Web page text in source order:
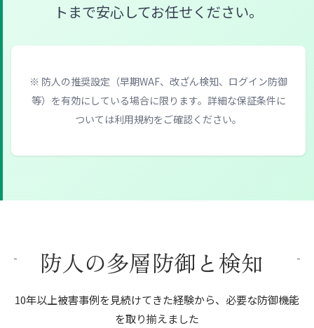
トまで安心してお任せください。
※ 防人の推奨設定（早期WAF、改ざん検知、ログイン防御
等）を有効にしている場合に限ります。詳細な保証条件に
ついては利用規約をご確認ください。
防人の多層防御と検知
10年以上被害事例を見続けてきた経験から、必要な防御機能
を取り揃えました